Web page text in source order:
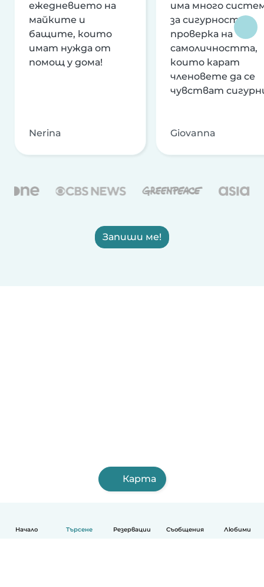
Начало Търсене Резервации Съобщения Любими
ежедневието на
майките и
бащите, които
имат нужда от
помощ у дома!
Nerina
има много
за сигурност и
проверка на
самоличността,
които карат
членовете да се
чувстват
Giovanna
Запиши ме!
Карта